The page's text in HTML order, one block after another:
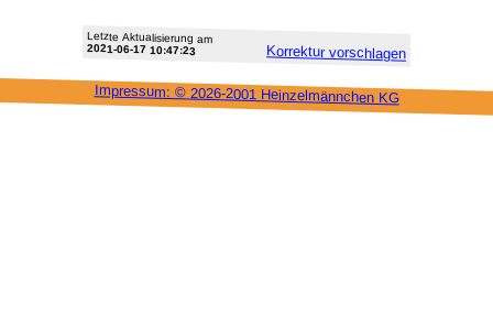
Letzte Aktu­alisie­rung am
2021-06-17 10:47:23 Korrektur vor­schlagen
Impressum: © 2026-2001 Heinzel­männchen KG